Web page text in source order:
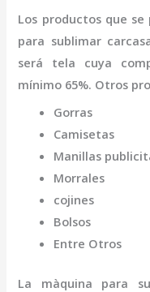
Los productos que
para sublimar
será tela cuya
mínimo 65%. Otros
Gorras
Camisetas
Manillas
Morrales
cojines
Bolsos
Entre Otros
La màquina para